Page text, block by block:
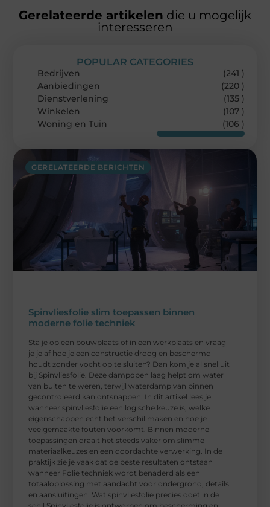
Gerelateerde artikelen die u mogelijk
interesseren
GERELATEERDE BERICHTEN
Spinvliesfolie slim toepassen binnen
moderne folie techniek
Sta je op een bouwplaats of in een werkplaats en vraag
je je af hoe je een constructie droog en beschermd
houdt zonder vocht op te sluiten? Dan kom je al snel uit
bij Spinvliesfolie. Deze dampopen laag helpt om water
van buiten te weren, terwijl waterdamp van binnen
gecontroleerd kan ontsnappen. In dit artikel lees je
wanneer spinvliesfolie een logische keuze is, welke
eigenschappen echt het verschil maken en hoe je
veelgemaakte fouten voorkomt. Binnen moderne
toepassingen draait het steeds vaker om slimme
materiaalkeuzes en een doordachte verwerking. In de
praktijk zie je vaak dat de beste resultaten ontstaan
wanneer Folie techniek wordt benaderd als een
totaaloplossing met aandacht voor ondergrond, details
en aansluitingen. Wat spinvliesfolie precies doet in de
POPULAR CATEGORIES
Bedrijven
(241 )
Aanbiedingen
(220 )
Dienstverlening
(135 )
Winkelen
(107 )
Woning en Tuin
(106 )